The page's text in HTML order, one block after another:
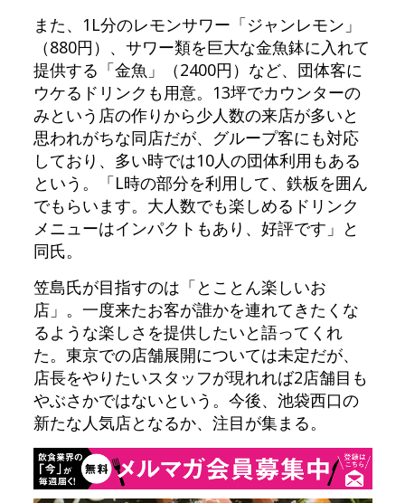
また、1L分のレモンサワー「ジャンレモン」
（880円）、サワー類を巨大な金魚鉢に入れて
提供する「金魚」（2400円）など、団体客に
ウケるドリンクも用意。13坪でカウンターの
みという店の作りから少人数の来店が多いと
思われがちな同店だが、グループ客にも対応
しており、多い時では10人の団体利用もある
という。「L時の部分を利用して、鉄板を囲ん
でもらいます。大人数でも楽しめるドリンク
メニューはインパクトもあり、好評です」と
同氏。
笠島氏が目指すのは「とことん楽しいお
店」。一度来たお客が誰かを連れてきたくな
るような楽しさを提供したいと語ってくれ
た。東京での店舗展開については未定だが、
店長をやりたいスタッフが現れれば2店舗目も
やぶさかではないという。今後、池袋西口の
新たな人気店となるか、注目が集まる。